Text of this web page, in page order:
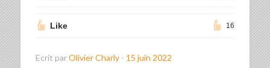
Like 16
Ecrit parOlivier Charly - 15 juin 2022